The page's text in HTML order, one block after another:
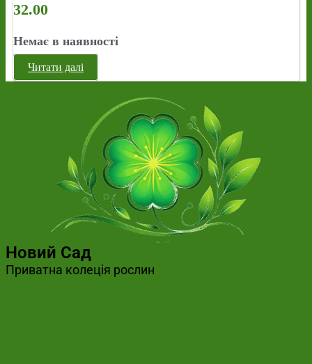
32.00
Немає в наявності
Читати далі
Новий Сад
Приватна колеція рослин